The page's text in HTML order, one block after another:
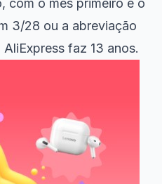
3/28 ou a abreviação
faz 13 anos.